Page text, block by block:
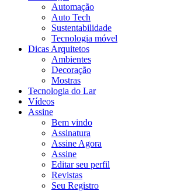
Automação
Auto Tech
Sustentabilidade
Tecnologia móvel
Dicas Arquitetos
Ambientes
Decoração
Mostras
Tecnologia do Lar
Vídeos
Assine
Bem vindo
Assinatura
Assine Agora
Assine
Editar seu perfil
Revistas
Seu Registro